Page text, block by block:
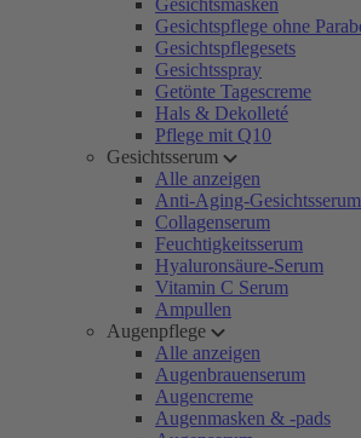
Gesichtsmasken
Gesichtspflege ohne
Gesichtspflegesets
Gesichtsspray
Getönte Tagescreme
Hals & Dekolleté
Pflege mit Q10
Gesichtsserum
Alle anzeigen
Anti-Aging-Gesichtsserum
Collagenserum
Feuchtigkeitsserum
Hyaluronsäure-Serum
Vitamin C Serum
Ampullen
Augenpflege
Alle anzeigen
Augenbrauenserum
Augencreme
Augenmasken & -pads